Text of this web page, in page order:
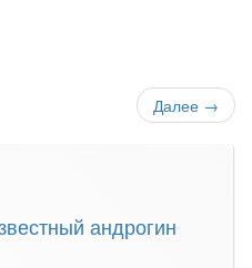
Далее →
андрогин